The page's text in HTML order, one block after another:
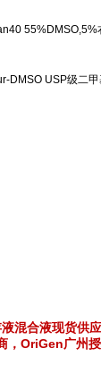
55%DMSO,5%
DMSO USP级二甲
混合液现货供
，OriGen广